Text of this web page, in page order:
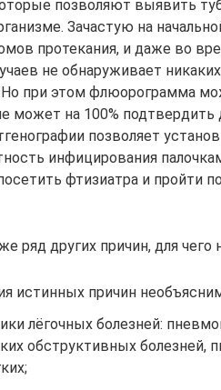
позволяют выявить
Зачастую на
протекания, и даже во
не обнаруживает
при этом флюорограмма
может на 100% подтвердить
позволяет
инфицирования
фтизиатра и пройти
ряд других причин, для
истинных причин
лёгочных болезней:
обструктивных болезней,